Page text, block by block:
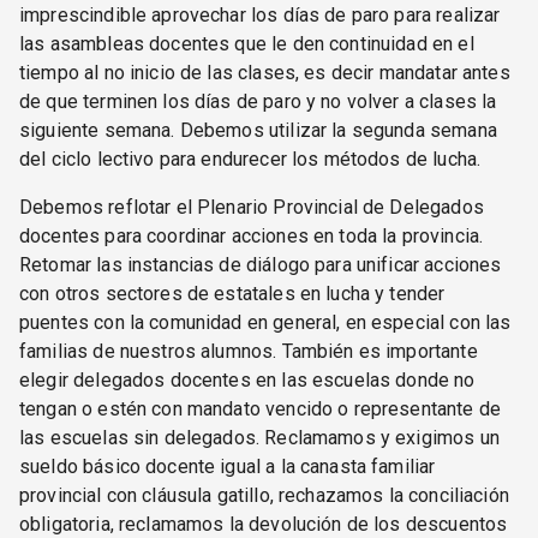
imprescindible aprovechar los días de paro para realizar
las asambleas docentes que le den continuidad en el
tiempo al no inicio de las clases, es decir mandatar antes
de que terminen los días de paro y no volver a clases la
siguiente semana. Debemos utilizar la segunda semana
del ciclo lectivo para endurecer los métodos de lucha.
Debemos reflotar el Plenario Provincial de Delegados
docentes para coordinar acciones en toda la provincia.
Retomar las instancias de diálogo para unificar acciones
con otros sectores de estatales en lucha y tender
puentes con la comunidad en general, en especial con las
familias de nuestros alumnos. También es importante
elegir delegados docentes en las escuelas donde no
tengan o estén con mandato vencido o representante de
las escuelas sin delegados. Reclamamos y exigimos un
sueldo básico docente igual a la canasta familiar
provincial con cláusula gatillo, rechazamos la conciliación
obligatoria, reclamamos la devolución de los descuentos